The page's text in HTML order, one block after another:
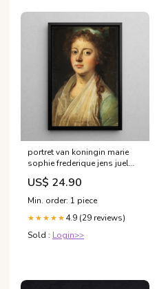
portret van koningin marie
sophie frederique jens juel
Limbourg
US$ 24.90
Min. order: 1 piece
★★★★★ 4.9 (29 reviews)
Sold : Login>>